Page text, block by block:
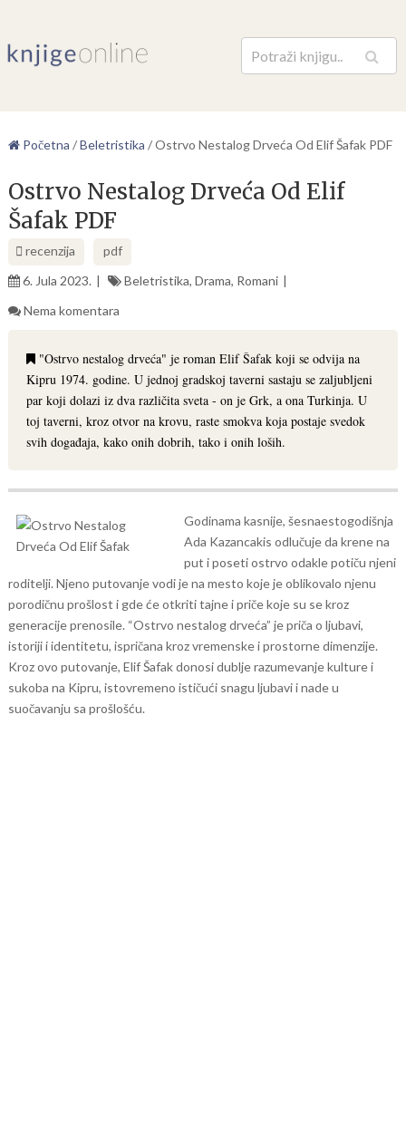
Pretraga
Početna /Beletristika /Ostrvo Nestalog Drveća Od Elif Šafak PDF
Ostrvo Nestalog Drveća Od Elif
Šafak PDF
recenzija
pdf
6. Jula 2023.
Beletristika, Drama, Romani
Nema komentara
"Ostrvo nestalog drveća" je roman Elif Šafak koji se odvija na
Kipru 1974. godine. U jednoj gradskoj taverni sastaju se zaljubljeni
par koji dolazi iz dva različita sveta - on je Grk, a ona Turkinja. U
toj taverni, kroz otvor na krovu, raste smokva koja postaje svedok
svih događaja, kako onih dobrih, tako i onih loših.
Godinama kasnije, šesnaestogodišnja
Ada Kazancakis odlučuje da krene na
put i poseti ostrvo odakle potiču njeni
roditelji. Njeno putovanje vodi je na mesto koje je oblikovalo njenu
porodičnu prošlost i gde će otkriti tajne i priče koje su se kroz
generacije prenosile. “Ostrvo nestalog drveća” je priča o ljubavi,
istoriji i identitetu, ispričana kroz vremenske i prostorne dimenzije.
Kroz ovo putovanje, Elif Šafak donosi dublje razumevanje kulture i
sukoba na Kipru, istovremeno ističući snagu ljubavi i nade u
suočavanju sa prošlošću.